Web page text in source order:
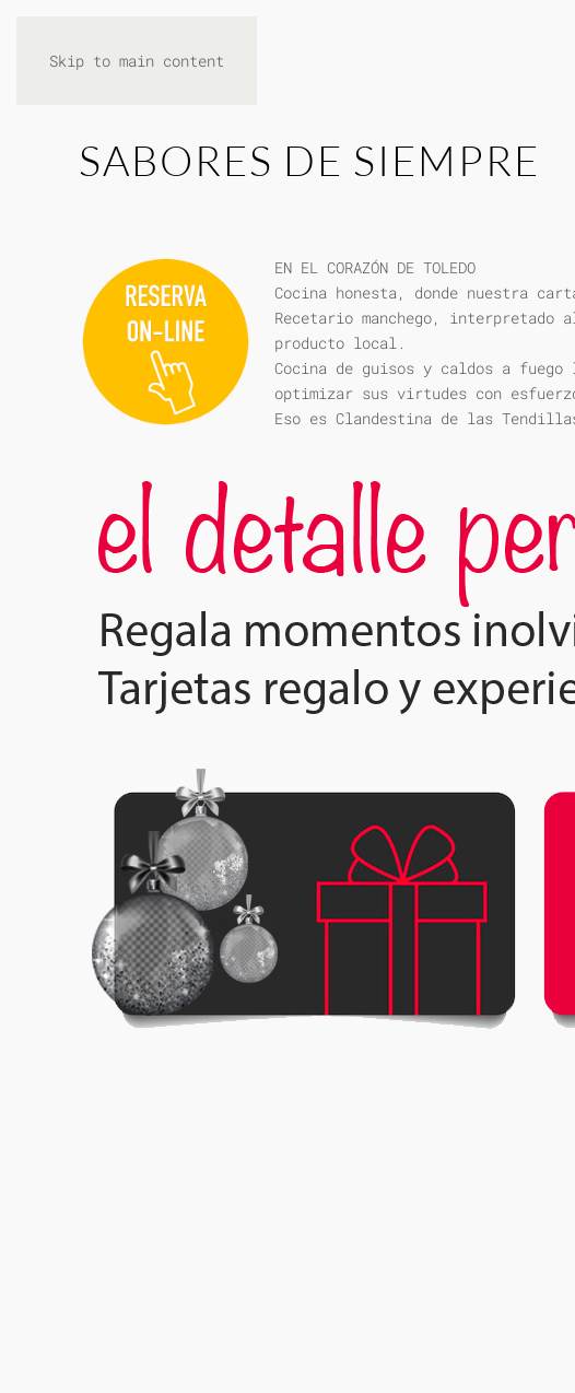
Skip to main content
SABORES DE SIEMPRE
EN EL CORAZÓN DE TOLEDO
Cocina honesta, donde nuestra
Recetario manchego, interpretado
producto local.
Cocina de guisos y caldos a
optimizar sus virtudes con
Eso es Clandestina de las